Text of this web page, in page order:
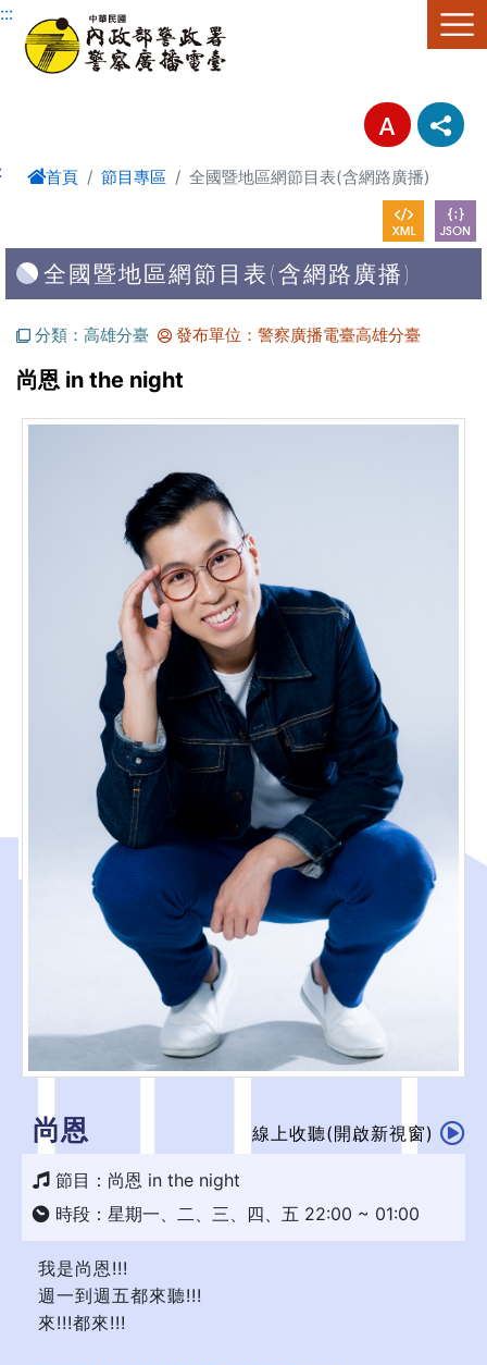
進入內容區塊
:::
首頁 節目專區 全國暨地區網節目表(含網路廣播)
全國暨地區網節目表(含網路廣播)
分類：高雄分臺 發布單位：警察廣播電臺高雄分臺
尚恩 in the night
尚恩 線上收聽(開啟新視窗)
節目：尚恩 in the night
時段：星期一、二、三、四、五 22:00 ~ 01:00
我是尚恩!!!
週一到週五都來聽!!!
來!!!都來!!!